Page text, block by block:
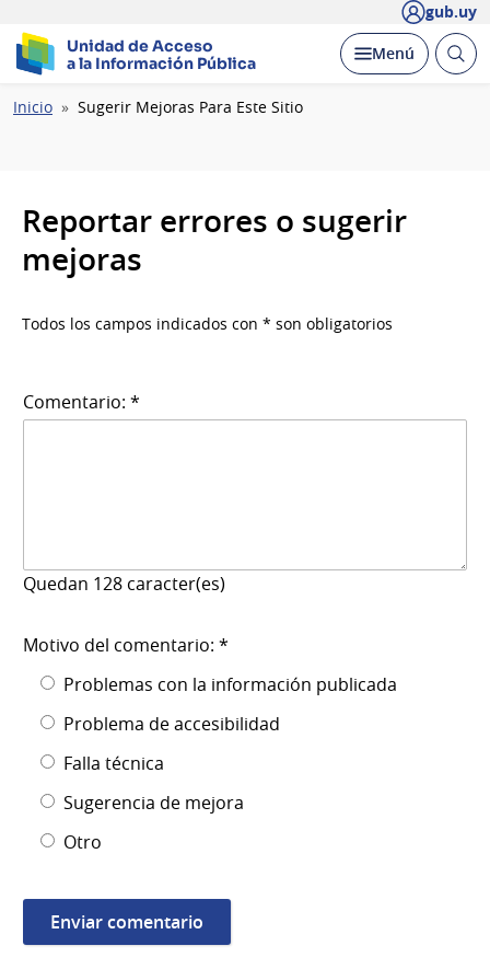
gub.uy
Unidad de Acceso
a la Información Pública
Desplegar
Menú Abrir
Ruta
Inicio Sugerir Mejoras Para Este Sitio
Reportar errores o sugerir
mejoras
Todos los campos indicados con * son obligatorios
Comentario: *
Quedan 128 caracter(es)
Motivo del comentario: *
Problemas con la información publicada
Problema de accesibilidad
Falla técnica
Sugerencia de mejora
Otro